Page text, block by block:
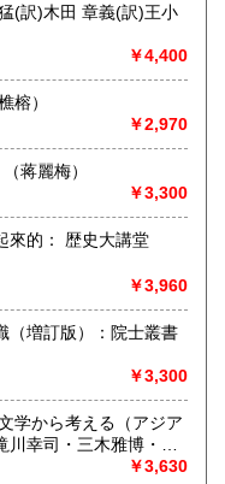
県
県 1,210円
1,210円
島県 1,210円
歩5分
末年始、夏季休暇は別
￥4,400
き方 （洪 樵榕）
￥2,970
王弼《老子注》研究·哲学与文化叢書 （蒋麗梅）
￥3,300
來的： 歴史大講堂
￥3,960
（増訂版）：院士叢書
￥3,300
学から考える（アジア
￥3,630